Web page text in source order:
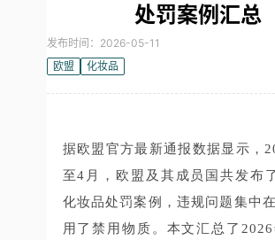
处罚案例汇总
发布时间：2026-05-11
欧盟
化妆品
据欧盟官方最新通报数据显示，
至4月，欧盟及其成员国共发布
化妆品处罚案例，违规问题集中
用了禁用物质。本文汇总了